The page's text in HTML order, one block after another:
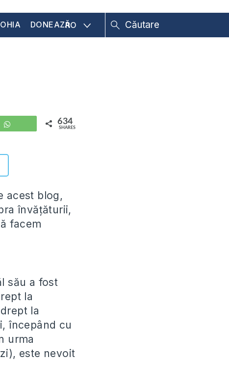
DONEAZĂRO
WhatsApp 634
SHARES
acest blog,
învățăturii,
facem
său a fost
la
la
începând cu
urma
este nevoit